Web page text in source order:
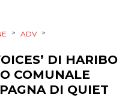
> ADV >
DI HARIBO
COMUNALE
DI QUIET